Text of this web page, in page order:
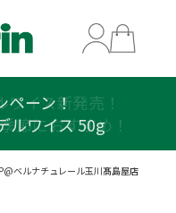
イス新発売！
節におすすめ！
ペーン！
ルワイス 50g
ベルナチュレール玉川髙島屋店